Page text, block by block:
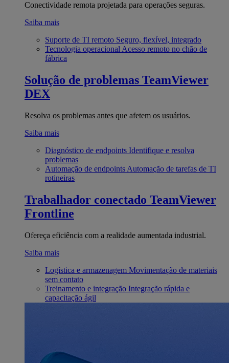
Conectividade remota projetada para operações seguras.
Saiba mais
Suporte de TI remoto Seguro, flexível, integrado
Tecnologia operacional Acesso remoto no chão de
fábrica
Solução de problemas TeamViewer
DEX
Resolva os problemas antes que afetem os usuários.
Saiba mais
Diagnóstico de endpoints Identifique e resolva
problemas
Automação de endpoints Automação de tarefas de TI
rotineiras
Trabalhador conectado TeamViewer
Frontline
Ofereça eficiência com a realidade aumentada industrial.
Saiba mais
Logística e armazenagem Movimentação de materiais
sem contato
Treinamento e integração Integração rápida e
capacitação ágil